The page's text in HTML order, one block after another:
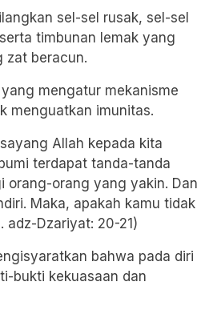
sel-sel rusak, sel-sel
timbunan lemak yang
zat beracun.
mengatur mekanisme
menguatkan imunitas.
Allah kepada kita
terdapat tanda-tanda
orang-orang yang yakin. Dan
Maka, apakah kamu tidak
adz-Dzariyat: 20-21)
bahwa pada diri
bukti kekuasaan dan